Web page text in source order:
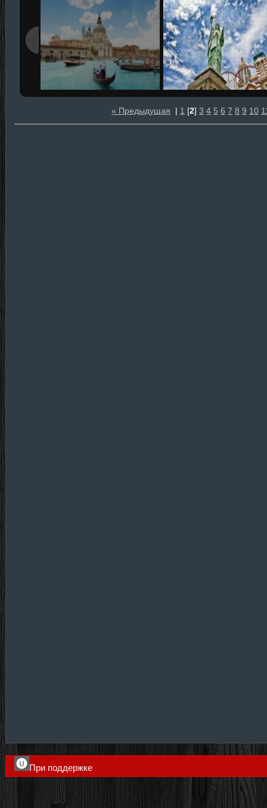
« Предыдущая | 1 [2] 3 4 5 6 7 8 9 10
При поддержке